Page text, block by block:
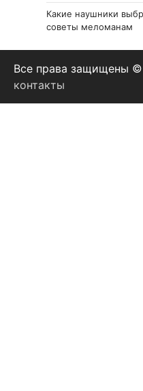
Какие наушники
советы меломанам
Все права защищены
контакты